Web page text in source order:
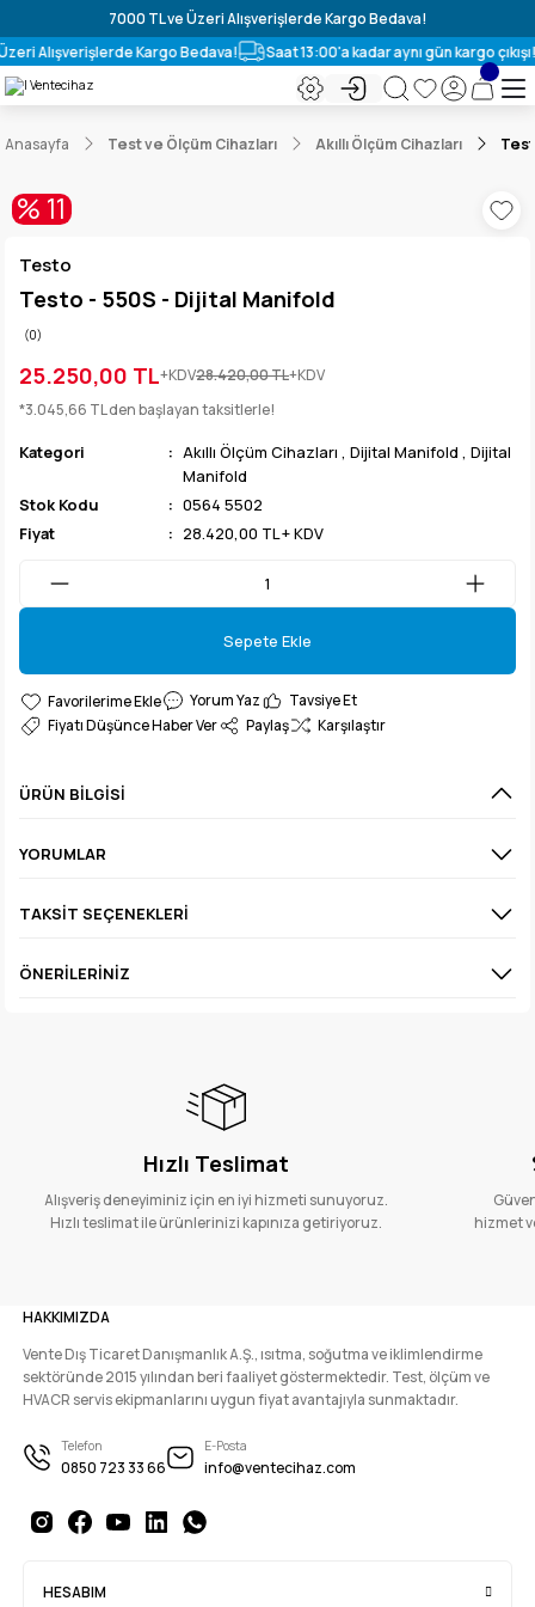
7000 TL ve Üzeri Alışverişlerde Kargo Bedava!
Alışverişlerde Kargo Bedava!
Saat 13:00'a kadar aynı gün kargo çıkışı!
Anasayfa Test ve Ölçüm Cihazları Akıllı Ölçüm Cihazları
Testo
Testo - 550S - Dijital Manifold
(0)
25.250,00 TL+KDV28.420,00 TL+KDV
*3.045,66 TL den başlayan taksitlerle!
Kategori Akıllı Ölçüm Cihazları , Dijital Manifold , Dijital
Manifold
Stok Kodu
0564 5502
Fiyat
28.420,00 TL + KDV
Sepete Ekle
Sepete Ekle
Yorum Yaz
Tavsiye Et
Fiyatı Düşünce Haber Ver
Paylaş Karşılaştır
ÜRÜN BILGISI
YORUMLAR
TAKSIT SEÇENEKLERI
ÖNERILERINIZ
Hızlı Teslimat
Alışveriş deneyiminiz için en iyi hizmeti sunuyoruz.
Hızlı teslimat ile ürünlerinizi kapınıza getiriyoruz.
hizmet
HAKKIMIZDA
Vente Dış Ticaret Danışmanlık A.Ş., ısıtma, soğutma ve iklimlendirme
sektöründe 2015 yılından beri faaliyet göstermektedir. Test, ölçüm ve
HVACR servis ekipmanlarını uygun fiyat avantajıyla sunmaktadır.
Telefon
0850 723 33 66
E-Posta
info@ventecihaz.com
HESABIM